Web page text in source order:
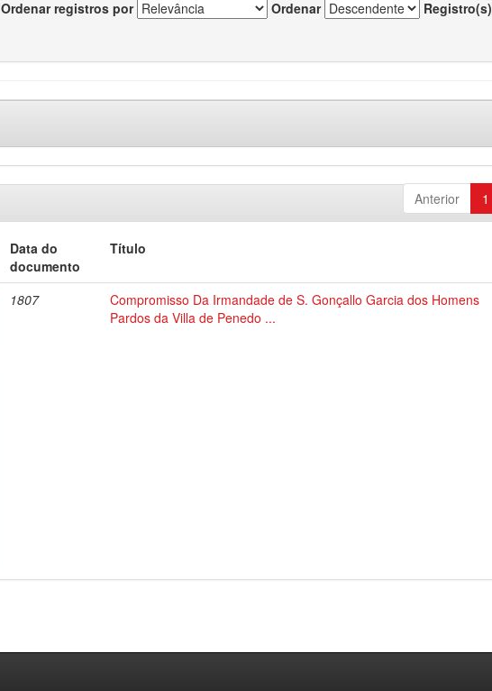
Ordenar registros por Ordenar Registro(s)
Anterior 1
Data do
documento
Título
1807
Compromisso Da Irmandade de S. Gonçallo Garcia dos Homens
Pardos da Villa de Penedo ...